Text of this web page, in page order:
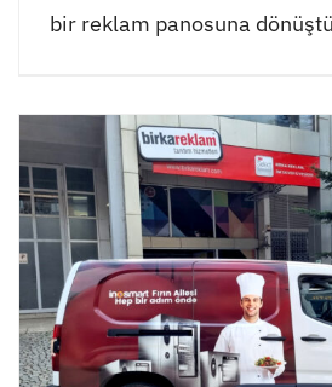
bir reklam panosuna